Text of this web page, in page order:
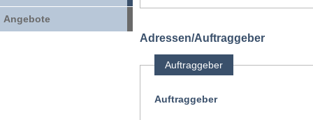
Angebote
Adressen/Auftraggeber
Auftraggeber
Auftraggeber